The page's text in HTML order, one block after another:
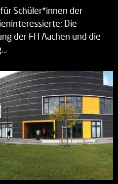
Schüler*innen der
Die
der FH Aachen und die